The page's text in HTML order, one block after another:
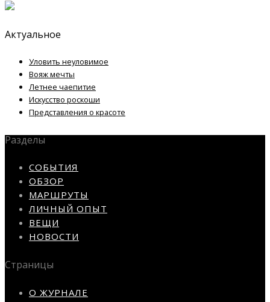
Актуальное
Уловить неуловимое
Вояж мечты
Летнее чаепитие
Искусство роскоши
Представления о красоте
Разделы
СОБЫТИЯ
ОБЗОР
МАРШРУТЫ
ЛИЧНЫЙ ОПЫТ
ВЕЩИ
НОВОСТИ
Страницы
О ЖУРНАЛЕ